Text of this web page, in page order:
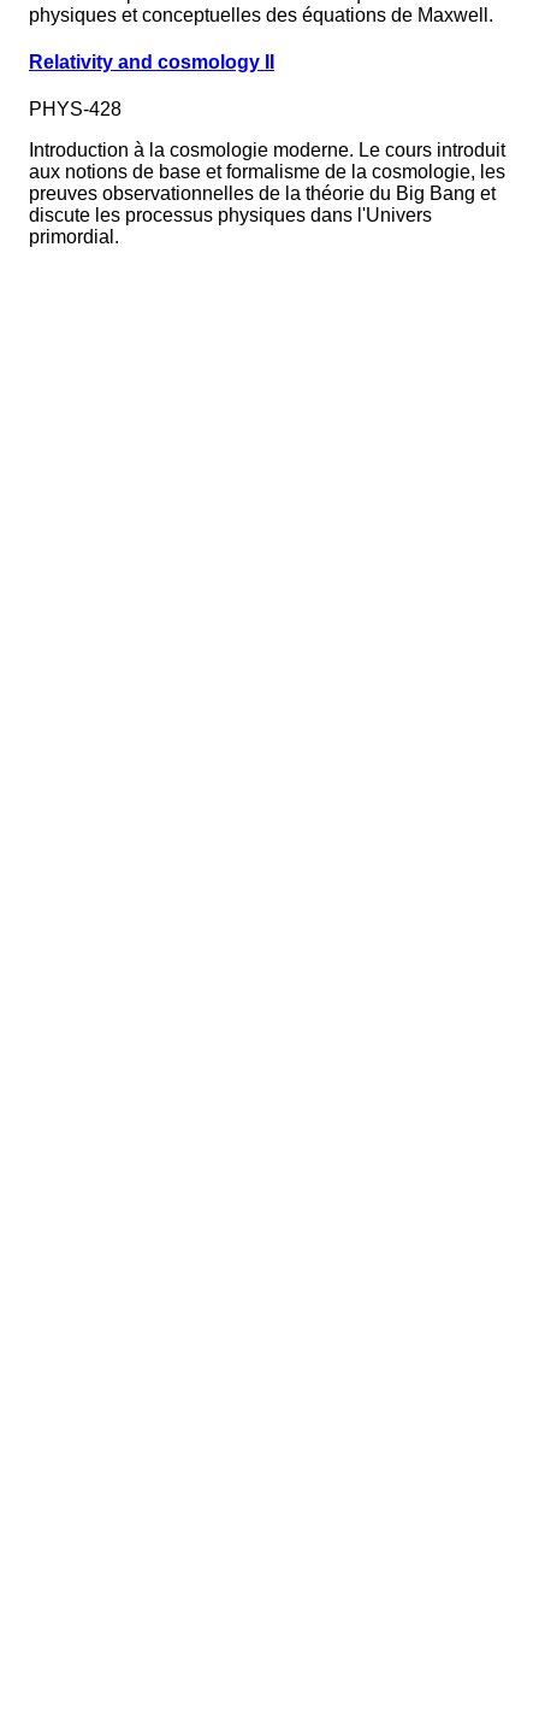
physiques et conceptuelles des équations de Maxwell.
Relativity and cosmology II
PHYS-428
Introduction à la cosmologie moderne. Le cours introduit
aux notions de base et formalisme de la cosmologie, les
preuves observationnelles de la théorie du Big Bang et
discute les processus physiques dans l'Univers
primordial.